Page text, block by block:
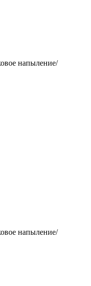
напыление/
напыление/